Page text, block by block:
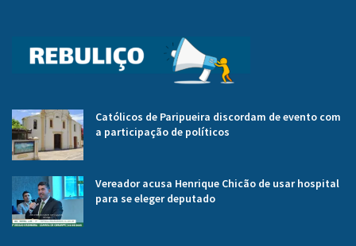
Católicos de Paripueira discordam de evento com
a participação de políticos
Vereador acusa Henrique Chicão de usar hospital
para se eleger deputado